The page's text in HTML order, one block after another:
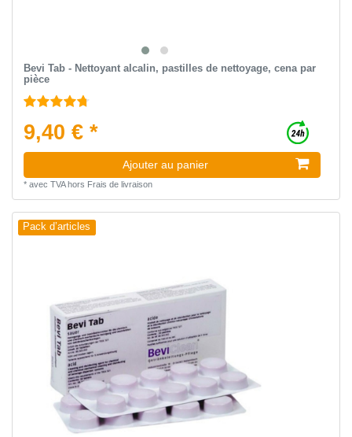
Bevi Tab - Nettoyant alcalin, pastilles de nettoyage, сena par
pièce
9,40 € *
Ajouter au panier
* avec TVAhors Frais de livraison
Pack d’articles